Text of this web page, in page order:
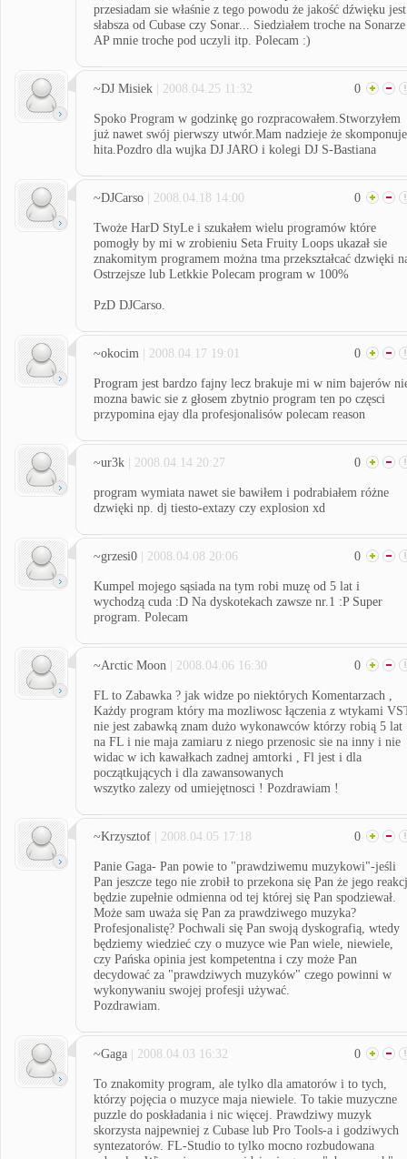
przesiadam sie właśnie z tego powodu że jakość dźwięku jest
słabsza od Cubase czy Sonar... Siedziałem troche na Sonarze
AP mnie troche pod uczyli itp. Polecam :)
~DJ Misiek | 2008.04.25 11:32 0
Spoko Program w godzinkę go rozpracowałem.Stworzyłem
już nawet swój pierwszy utwór.Mam nadzieje że skomponuje
hita.Pozdro dla wujka DJ JARO i kolegi DJ S-Bastiana
~DJCarso | 2008.04.18 14:00 0
Twoże HarD StyLe i szukałem wielu programów które
pomogły by mi w zrobieniu Seta Fruity Loops ukazał sie
znakomitym programem można tma przekształcać dzwięki
Ostrzejsze lub Letkkie Polecam program w 100%
PzD DJCarso.
~okocim | 2008.04.17 19:01 0
Program jest bardzo fajny lecz brakuje mi w nim bajerów
mozna bawic sie z głosem zbytnio program ten po częsci
przypomina ejay dla profesjonalisów polecam reason
~ur3k | 2008.04.14 20:27 0
program wymiata nawet sie bawiłem i podrabiałem różne
dzwięki np. dj tiesto-extazy czy explosion xd
~grzesi0 | 2008.04.08 20:06 0
Kumpel mojego sąsiada na tym robi muzę od 5 lat i
wychodzą cuda :D Na dyskotekach zawsze nr.1 :P Super
program. Polecam
~Arctic Moon | 2008.04.06 16:30 0
FL to Zabawka ? jak widze po niektórych Komentarzach ,
Każdy program który ma mozliwosc łączenia z wtykami
nie jest zabawką znam dużo wykonawców którzy robią 5 lat
na FL i nie maja zamiaru z niego przenosic sie na inny i nie
widac w ich kawałkach zadnej amtorki , Fl jest i dla
początkujących i dla zawansowanych
wszytko zalezy od umiejętnosci ! Pozdrawiam !
~Krzysztof | 2008.04.05 17:18 0
Panie Gaga- Pan powie to "prawdziwemu muzykowi"-jeśli
Pan jeszcze tego nie zrobił to przekona się Pan że jego
będzie zupełnie odmienna od tej której się Pan spodziewał.
Może sam uważa się Pan za prawdziwego muzyka?
Profesjonalistę? Pochwali się Pan swoją dyskografią, wtedy
będziemy wiedzieć czy o muzyce wie Pan wiele, niewiele,
czy Pańska opinia jest kompetentna i czy może Pan
decydować za "prawdziwych muzyków" czego powinni w
wykonywaniu swojej profesji używać.
Pozdrawiam.
~Gaga | 2008.04.03 16:32 0
To znakomity program, ale tylko dla amatorów i to tych,
którzy pojęcia o muzyce maja niewiele. To takie muzyczne
puzzle do poskładania i nic więcej. Prawdziwy muzyk
skorzysta najpewniej z Cubase lub Pro Tools-a i godziwych
syntezatorów. FL-Studio to tylko mocno rozbudowana